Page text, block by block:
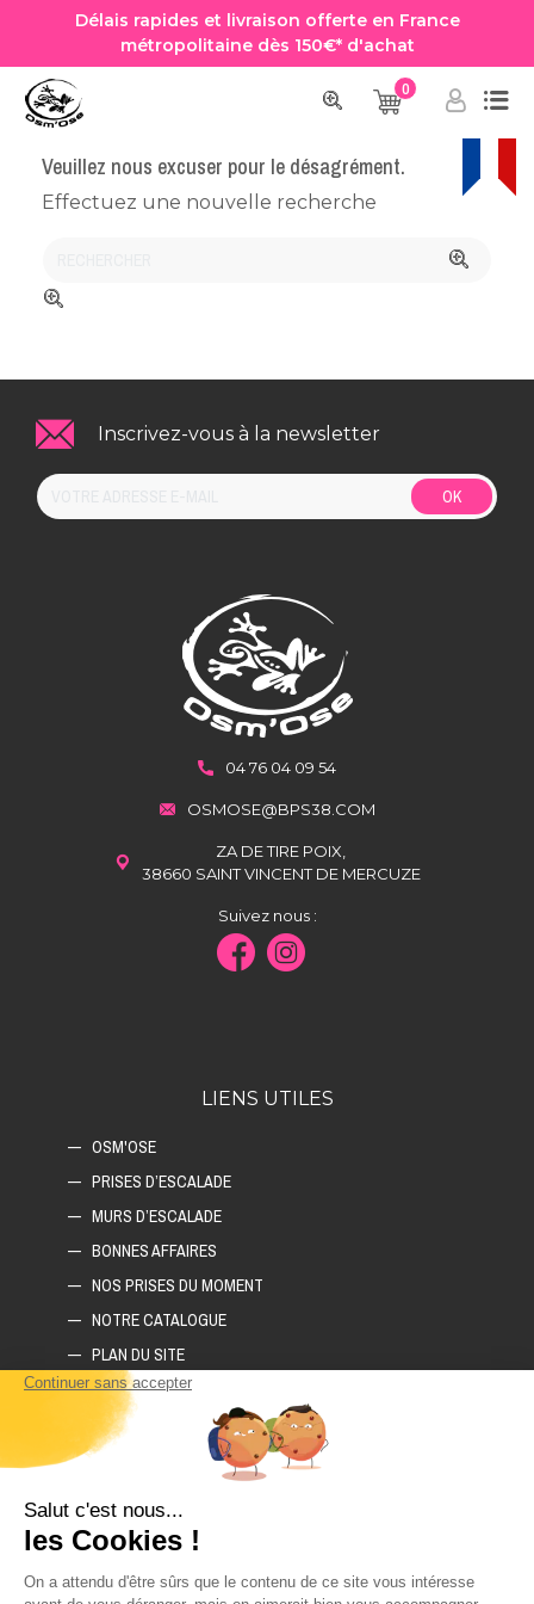
Délais rapides et livraison offerte en France
métropolitaine dès 150€* d'achat
0
Accueil Marques
Veuillez nous excuser pour le désagrément.
Effectuez une nouvelle recherche
Inscrivez-vous à la newsletter
OK
04 76 04 09 54
OSMOSE@BPS38.COM
ZA DE TIRE POIX,
38660 SAINT VINCENT DE MERCUZE
Suivez nous :
LIENS UTILES
OSM'OSE
PRISES D’ESCALADE
MURS D’ESCALADE
BONNES AFFAIRES
NOS PRISES DU MOMENT
NOTRE CATALOGUE
PLAN DU SITE
COMMENT CONSTRUIRE SON MUR D'ESCALADE ?
COMMENT CHOISIR SON TAPIS D'ESCALADE ?
COMMENT CHOISIR SES PRISES D'ESCALADE ?
LIVRAISON ET RETOURS